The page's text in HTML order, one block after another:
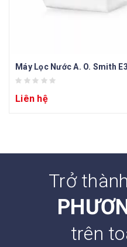
Máy Lọc Nước A. O. Smith E3
Liên hệ
Trở
trên